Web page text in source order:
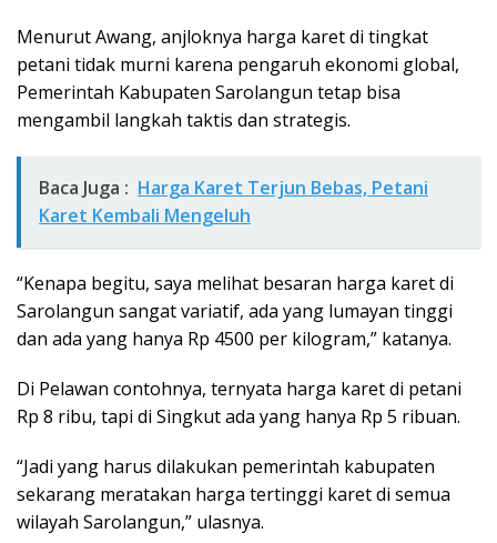
Menurut Awang, anjloknya harga karet di tingkat
petani tidak murni karena pengaruh ekonomi global,
Pemerintah Kabupaten Sarolangun tetap bisa
mengambil langkah taktis dan strategis.
Baca Juga : Harga Karet Terjun Bebas, Petani
Karet Kembali Mengeluh
“Kenapa begitu, saya melihat besaran harga karet di
Sarolangun sangat variatif, ada yang lumayan tinggi
dan ada yang hanya Rp 4500 per kilogram,” katanya.
Di Pelawan contohnya, ternyata harga karet di petani
Rp 8 ribu, tapi di Singkut ada yang hanya Rp 5 ribuan.
“Jadi yang harus dilakukan pemerintah kabupaten
sekarang meratakan harga tertinggi karet di semua
wilayah Sarolangun,” ulasnya.